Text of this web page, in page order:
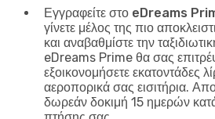
Εγγραφείτε στο eDreams
γίνετε μέλος της πιο
και αναβαθμίστε την
eDreams Prime θα σας
εξοικονομήσετε εκατοντάδες
αεροπορικά σας εισιτήρια.
δωρεάν δοκιμή 15 ημερών